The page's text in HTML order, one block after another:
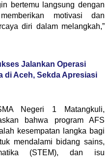
bertemu langsung dengan
motivasi dan
diri dalam melangkah,”
Jalankan Operasi
di Aceh, Sekda Apresiasi
Negeri 1 Matangkuli,
bahwa program AFS
kesempatan langka bagi
mendalami bidang sains,
(STEM), dan isu